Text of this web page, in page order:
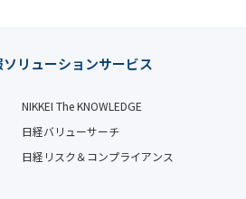
リューションサービス
NIKKEI The KNOWLEDGE
日経バリューサーチ
日経リスク＆コンプライアンス